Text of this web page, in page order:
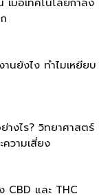
นยังไง ทำไมเหยียบ
างไร? วิทยาศาสตร์
วามเสี่ยง
CBD และ THC